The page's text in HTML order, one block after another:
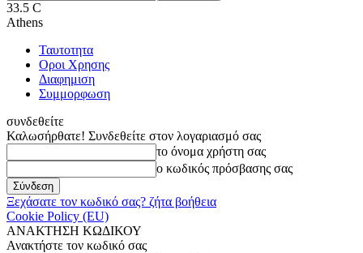
33.5 C
Athens
Ταυτοτητα
Οροι Χρησης
Διαφημιση
Συμμορφωση
συνδεθείτε
Καλωσήρθατε! Συνδεθείτε στον λογαριασμό σας
το όνομα χρήστη σας
ο κωδικός πρόσβασης σας
Ξεχάσατε τον κωδικό σας? ζήτα βοήθεια
Cookie Policy (EU)
ΑΝΑΚΤΗΣΗ ΚΩΔΙΚΟΥ
Ανακτήστε τον κωδικό σας